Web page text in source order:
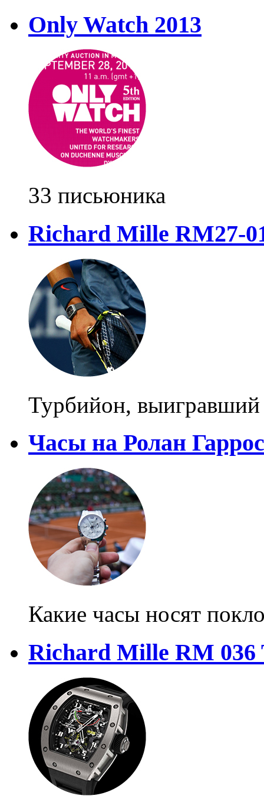
Only Watch 2013
33 письюника
Richard Mille RM27-
Турбийон, выигравший
Часы на Ролан Гаррос
Какие часы носят
Richard Mille RM 036